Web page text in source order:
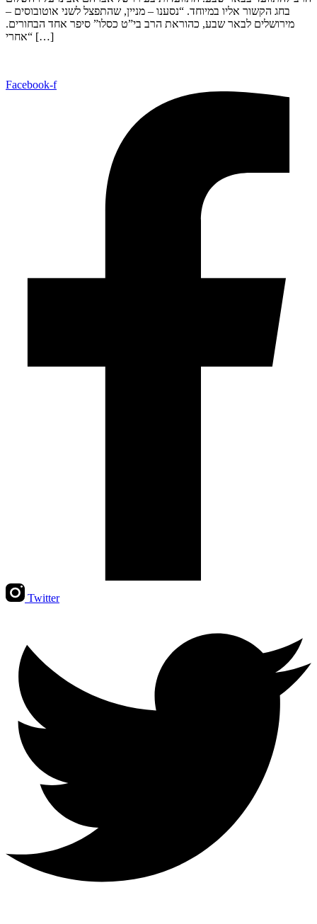
בחג הקשור אליו במיוחד. “נסענו – מניין, שהתפצל לשני אוטובוסים –
מירושלים לבאר שבע, כהוראת הרב בי”ט כסלו” סיפר אחד הבחורים.
“אחרי […]
Facebook-f
Twitter